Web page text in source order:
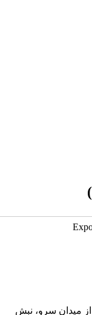
از میدان سرو، نبش